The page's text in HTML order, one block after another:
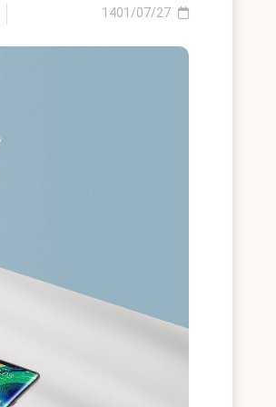
1401/07/27